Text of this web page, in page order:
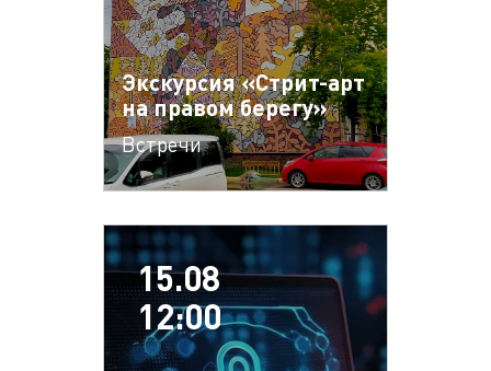
Экскурсия «Стрит-арт
на правом берегу»
Встречи
15.08
12:00